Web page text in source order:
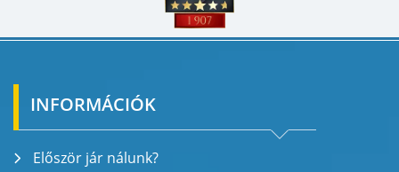
INFORMÁCIÓK
Először jár nálunk?